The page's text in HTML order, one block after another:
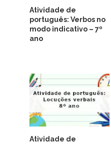
Atividade de
português: Verbos no
modo indicativo – 7º
ano
Atividade de